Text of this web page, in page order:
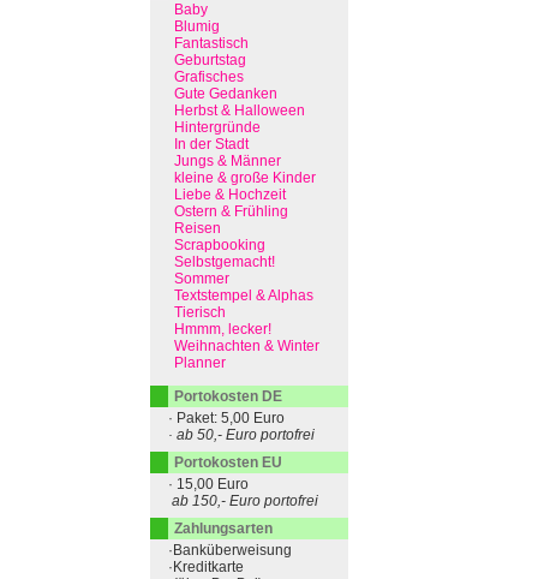
Baby
Blumig
Fantastisch
Geburtstag
Grafisches
Gute Gedanken
Herbst & Halloween
Hintergründe
In der Stadt
Jungs & Männer
kleine & große Kinder
Liebe & Hochzeit
Ostern & Frühling
Reisen
Scrapbooking
Selbstgemacht!
Sommer
Textstempel & Alphas
Tierisch
Hmmm, lecker!
Weihnachten & Winter
Planner
Portokosten DE
· Paket: 5,00 Euro
· ab 50,- Euro portofrei
Portokosten EU
· 15,00 Euro
ab 150,- Euro portofrei
Zahlungsarten
·Banküberweisung
·Kreditkarte